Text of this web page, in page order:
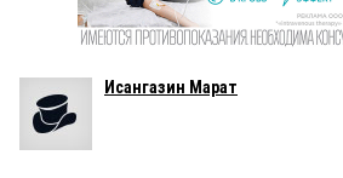
Исангазин Марат